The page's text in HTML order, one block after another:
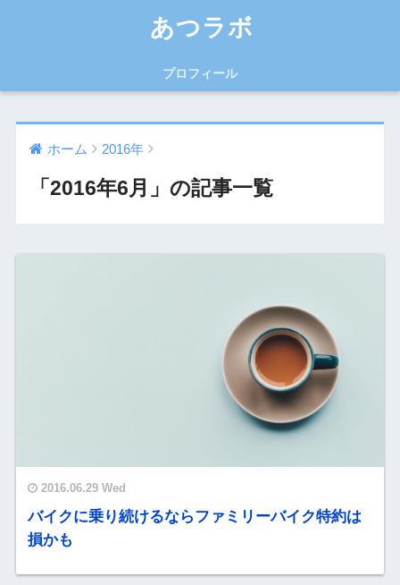
あつラボ
プロフィール
ホーム 2016年
「2016年6月」の記事一覧
2016.06.29 Wed
バイクに乗り続けるならファミリーバイク特約は
損かも